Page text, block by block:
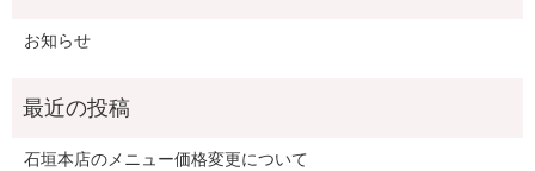
お知らせ
石垣本店のメニュー価格変更について